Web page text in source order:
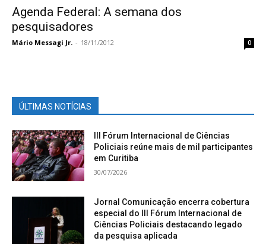
Agenda Federal: A semana dos
pesquisadores
Mário Messagi Jr. - 18/11/2012 0
ÚLTIMAS NOTÍCIAS
III Fórum Internacional de Ciências
Policiais reúne mais de mil participantes
em Curitiba
30/07/2026
Jornal Comunicação encerra cobertura
especial do III Fórum Internacional de
Ciências Policiais destacando legado
da pesquisa aplicada